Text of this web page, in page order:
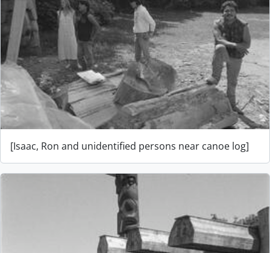
[Isaac, Ron and unidentified persons near canoe log]